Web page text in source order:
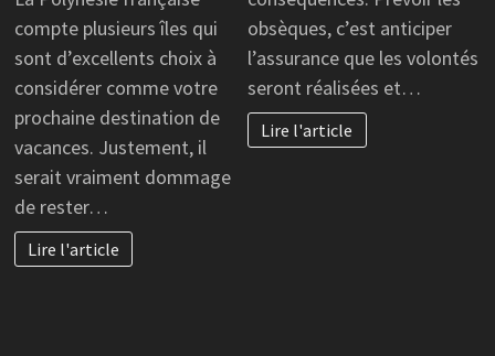
compte plusieurs îles qui
sont d’excellents choix à
considérer comme votre
prochaine destination de
vacances. Justement, il
serait vraiment dommage
de rester…
Lire l'article
obsèques, c’est anticiper
l’assurance que les volontés
seront réalisées et…
Lire l'article